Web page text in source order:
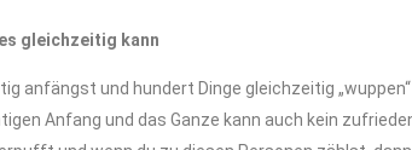
gleichzeitig kann
anfängst und hundert Dinge gleichzeitig
Anfang und das Ganze kann auch kein